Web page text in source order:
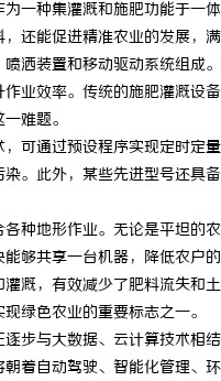
一种集灌溉和施肥功能于一
还能促进精准农业的发展，
洒装置和移动驱动系统组成
业效率。传统的施肥灌溉设
难题。
可通过预设程序实现定时定
。此外，某些先进型号还具
种地形作业。无论是平坦的
够共享一台机器，降低农户
溉，有效减少了肥料流失和
绿色农业的重要标志之一。
步与大数据、云计算技术相
着自动驾驶、智能化管理、